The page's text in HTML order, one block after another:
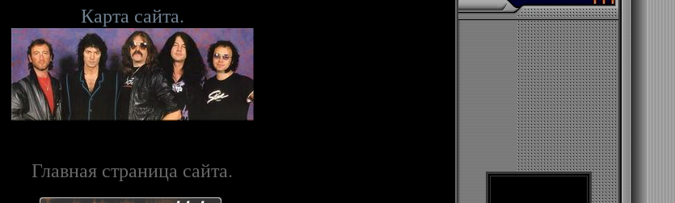
Карта сайта.
Главная страница сайта.